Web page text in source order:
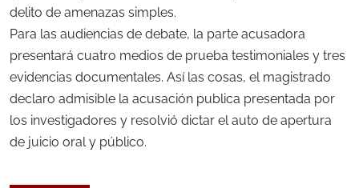
delito de amenazas simples.
Para las audiencias de debate, la parte acusadora
presentará cuatro medios de prueba testimoniales y tres
evidencias documentales. Así las cosas, el magistrado
declaro admisible la acusación publica presentada por
los investigadores y resolvió dictar el auto de apertura
de juicio oral y público.